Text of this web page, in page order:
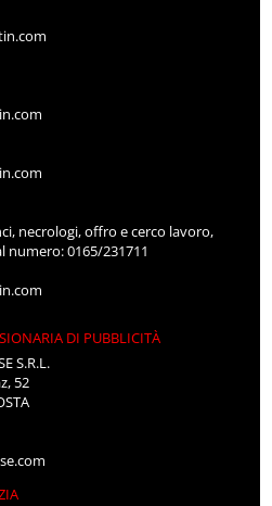
necrologi, offro e cerco lavoro,
numero: 0165/231711
DI PUBBLICITÀ
S.R.L.
52